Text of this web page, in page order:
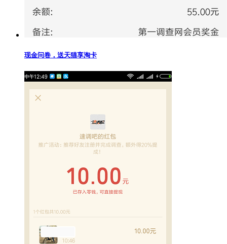
现金问卷，送天猫享淘卡